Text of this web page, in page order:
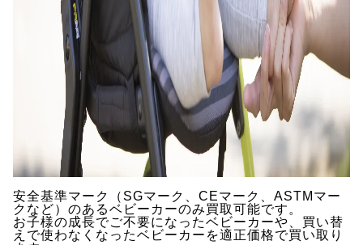
安全基準マーク（SGマーク、CEマーク、ASTMマー
クなど）のあるベビーカーのみ買取可能です。
お子様の成長でご不要になったベビーカーや、買い替
えで使わなくなったベビーカーを適正価格で買い取り